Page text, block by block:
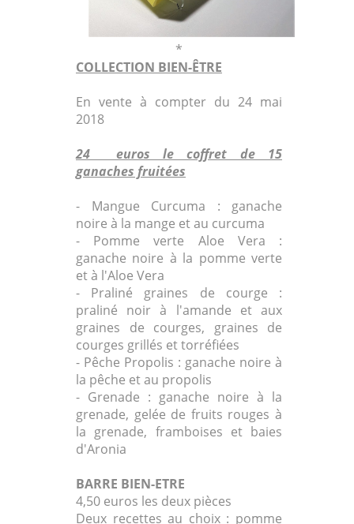
*
COLLECTION BIEN-ÊTRE
En vente à compter du 24 mai
2018
24 euros le coffret de 15
ganaches fruitées
- Mangue Curcuma : ganache
noire à la mange et au curcuma
- Pomme verte Aloe Vera :
ganache noire à la pomme verte
et à l'Aloe Vera
- Praliné graines de courge :
praliné noir à l'amande et aux
graines de courges, graines de
courges grillés et torréfiées
- Pêche Propolis : ganache noire à
la pêche et au propolis
- Grenade : ganache noire à la
grenade, gelée de fruits rouges à
la grenade, framboises et baies
d'Aronia
BARRE BIEN-ETRE
4,50 euros les deux pièces
Deux recettes au choix : pomme